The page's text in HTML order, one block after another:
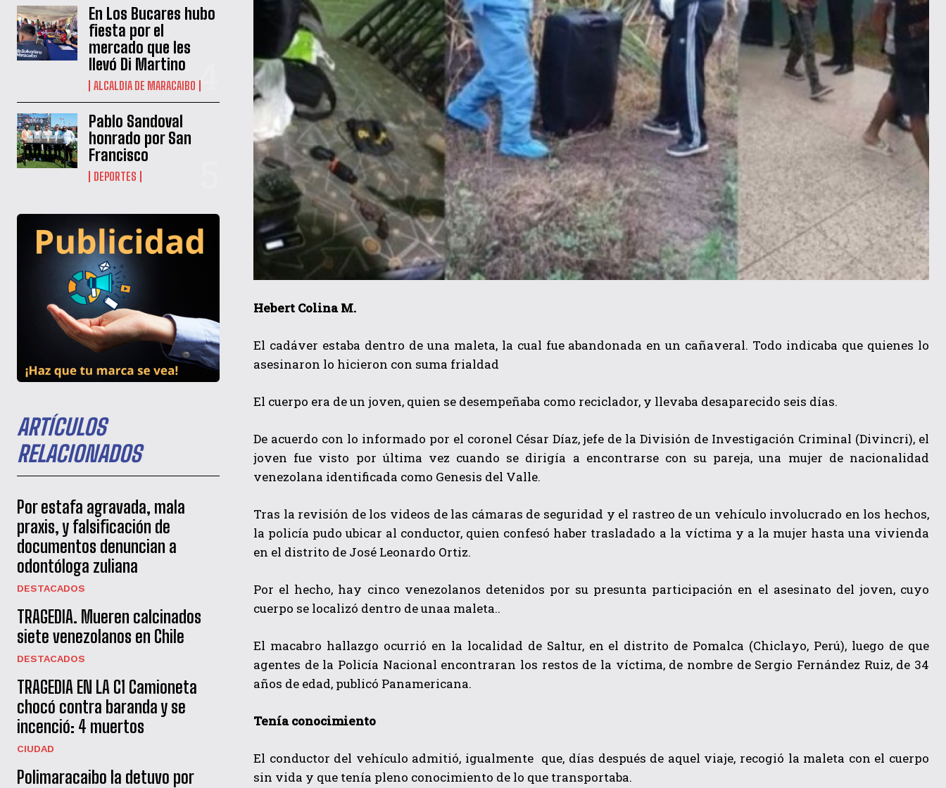
QUIERO SUSCRIBIRME
En Los Bucares hubo
fiesta por el
mercado que les
llevó Di Martino
ALCALDIA DE MARACAIBO
Pablo Sandoval
honrado por San
Francisco
DEPORTES
ARTÍCULOS
RELACIONADOS
Por estafa agravada, mala
praxis, y falsificación de
documentos denuncian a
odontóloga zuliana
DESTACADOS
TRAGEDIA. Mueren calcinados
siete venezolanos en Chile
DESTACADOS
TRAGEDIA EN LA C1 Camioneta
chocó contra baranda y se
incenció: 4 muertos
CIUDAD
Polimaracaibo la detuvo por
Hebert Colina M.
El cadáver estaba dentro de una maleta, la cual fue abandonada en un cañaveral. Todo indicaba que quienes lo
asesinaron lo hicieron con suma frialdad
El cuerpo era de un joven, quien se desempeñaba como reciclador, y llevaba desaparecido seis días.
De acuerdo con lo informado por el coronel César Díaz, jefe de la División de Investigación Criminal (Divincri), el
joven fue visto por última vez cuando se dirigía a encontrarse con su pareja, una mujer de nacionalidad
venezolana identificada como Genesis del Valle.
Tras la revisión de los videos de las cámaras de seguridad y el rastreo de un vehículo involucrado en los hechos,
la policía pudo ubicar al conductor, quien confesó haber trasladado a la víctima y a la mujer hasta una vivienda
en el distrito de José Leonardo Ortiz.
Por el hecho, hay cinco venezolanos detenidos por su presunta participación en el asesinato del joven, cuyo
cuerpo se localizó dentro de unaa maleta..
El macabro hallazgo ocurrió en la localidad de Saltur, en el distrito de Pomalca (Chiclayo, Perú), luego de que
agentes de la Policía Nacional encontraran los restos de la víctima, de nombre de Sergio Fernández Ruiz, de 34
años de edad, publicó Panamericana.
Tenía conocimiento
El conductor del vehículo admitió, igualmente que, días después de aquel viaje, recogió la maleta con el cuerpo
sin vida y que tenía pleno conocimiento de lo que transportaba.